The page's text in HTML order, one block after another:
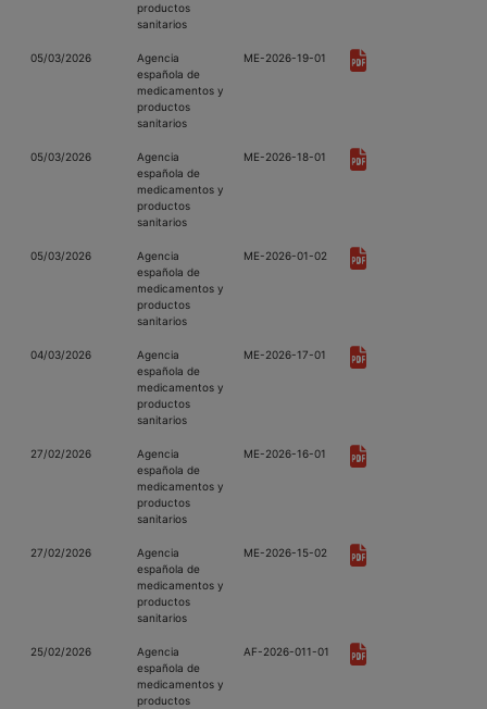
productos
sanitarios
05/03/2026
Agencia
española de
medicamentos y
productos
sanitarios
ME-2026-19-01
05/03/2026
Agencia
española de
medicamentos y
productos
sanitarios
ME-2026-18-01
05/03/2026
Agencia
española de
medicamentos y
productos
sanitarios
ME-2026-01-02
04/03/2026
Agencia
española de
medicamentos y
productos
sanitarios
ME-2026-17-01
27/02/2026
Agencia
española de
medicamentos y
productos
sanitarios
ME-2026-16-01
27/02/2026
Agencia
española de
medicamentos y
productos
sanitarios
ME-2026-15-02
25/02/2026
Agencia
española de
medicamentos y
productos
AF-2026-011-01